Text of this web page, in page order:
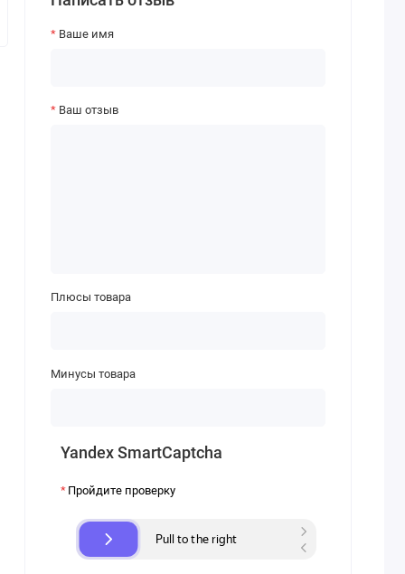
Ваше имя
Ваш отзыв
Плюсы товара
Минусы товара
Yandex SmartCaptcha
Пройдите проверку